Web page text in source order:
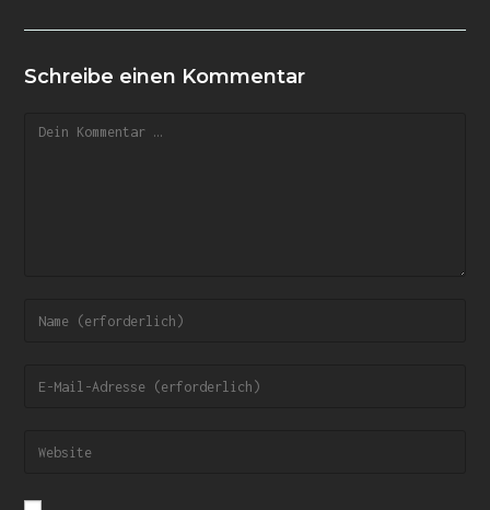
Schreibe einen Kommentar